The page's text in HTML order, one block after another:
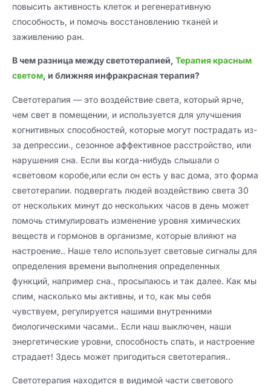
повысить активность клеток и регенеративную
способность, и помочь восстановлению тканей и
заживлению ран.
В чем разница между светотерапией, Терапия красным
светом, и ближняя инфракрасная терапия?
Светотерапия — это воздействие света, который ярче,
чем свет в помещении, и используется для улучшения
когнитивных способностей, которые могут пострадать из-
за депрессии., сезонное аффективное расстройство, или
нарушения сна. Если вы когда-нибудь слышали о
«световом коробе,или если он есть у вас дома, это форма
светотерапии. подвергать людей воздействию света 30
от нескольких минут до нескольких часов в день может
помочь стимулировать изменение уровня химических
веществ и гормонов в организме, которые влияют на
настроение.. Наше тело использует световые сигналы для
определения времени выполнения определенных
функций, например сна., просыпаюсь и так далее. Как мы
спим, насколько мы активны, и то, как мы себя
чувствуем, регулируется нашими внутренними
биологическими часами.. Если наш выключен, наши
энергетические уровни, способность спать, и настроение
страдает! Здесь может пригодиться светотерапия..
Светотерапия находится в видимой части светового